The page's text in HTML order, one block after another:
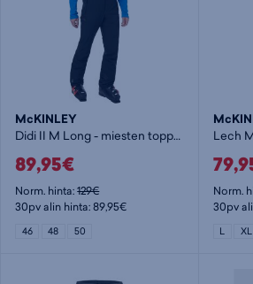
McKINLEY
Didi II M Long - miesten toppahousut
89,95€
Norm. hinta:129€
30pv alin hinta: 89,95€
46 48 50
Norm.
30pv
L XL